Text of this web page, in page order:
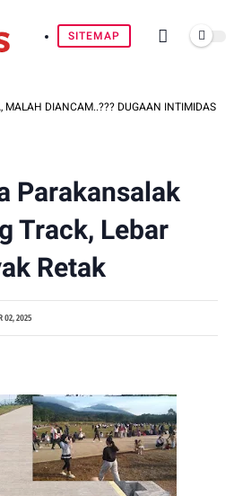
SITEMAP
DIANCAM..??? DUGAAN INTIMIDASI
Parakansalak
Track, Lebar
Retak
02, 2025